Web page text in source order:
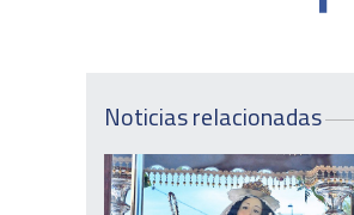
Noticias relacionadas